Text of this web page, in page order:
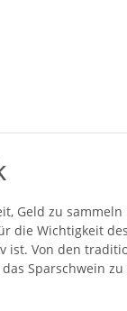
Geld zu
Wichtigkeit
ist. Von den
Sparschwein